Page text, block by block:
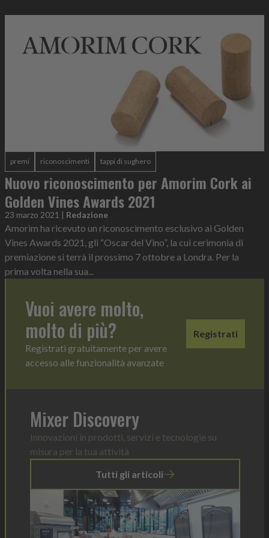
premi riconoscimenti tappi di sughero
Nuovo riconoscimento per Amorim Cork ai
Golden Vines Awards 2021
23 marzo 2021 | Redazione
Amorim ha ricevuto un riconoscimento esclusivo ai Golden
Vines Awards 2021, gli “Oscar del Vino”, la cui cerimonia di
premiazione si terrà il prossimo 7 ottobre a Londra. Per la
prima volta nella sua...
Vuoi avere molto,
molto di più?
Registrati gratuitamente per avere
accesso alle funzionalità avanzate
Registrati
Mixer Discovery
Innovazioni in prodotti, servizi e tecnologie su
misura per la tua attività
Tutti gli articoli